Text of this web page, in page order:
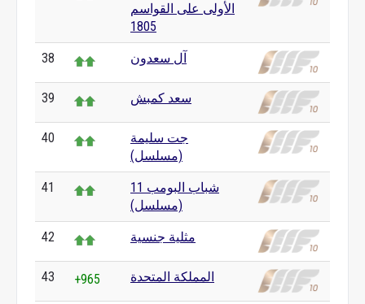
الأولى على القواسم
1805
38 آل سعدون
39 سعد كمبش
40
جت سليمة
(مسلسل)
41
شباب البومب 11
(مسلسل)
42 مثلية جنسية
43 +965 المملكة المتحدة